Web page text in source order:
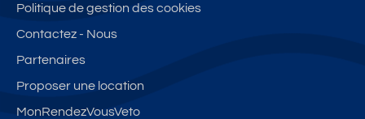
Politique de gestion des cookies
Contactez - Nous
Partenaires
Proposer une location
MonRendezVousVeto